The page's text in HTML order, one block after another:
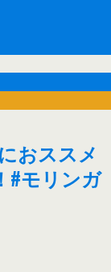
おススメ
#モリンガ